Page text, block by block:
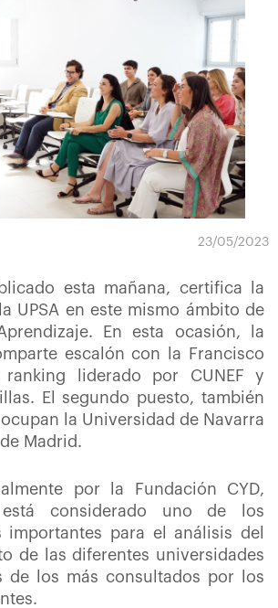
23/05/2023
esta mañana, certifica la
UPSA en este mismo ámbito de
En esta ocasión, la
escalón con la Francisco
liderado por CUNEF y
El segundo puesto, también
la Universidad de Navarra
Madrid.
por la Fundación CYD,
considerado uno de los
importantes para el análisis del
de las diferentes universidades
de los más consultados por los